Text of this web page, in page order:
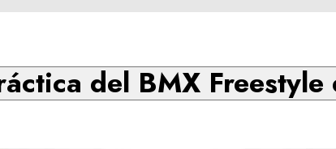
del BMX Freestyle